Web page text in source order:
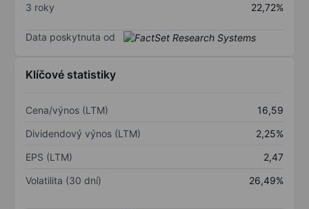
3 roky
22,72%
Data poskytnuta od
Klíčové statistiky
Cena/výnos (LTM)
16,59
Dividendový výnos (LTM)
2,25%
EPS (LTM)
2,47
Volatilita (30 dní)
26,49%